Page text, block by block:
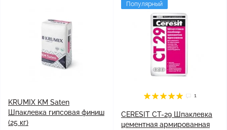
KRUMIX KM Saten
Шпаклевка гипсовая финиш
(25 кг)
Популярный
1
CERESIT CT-29 Шпаклевка
цементная армированная